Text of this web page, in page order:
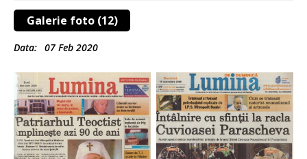
Galerie foto (12)
Data: 07 Feb 2020